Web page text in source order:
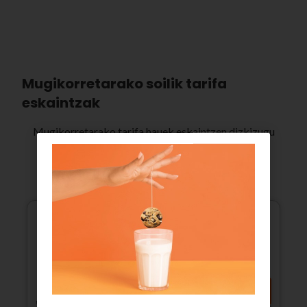
Mugikorretarako soilik tarifa
eskaintzak
Mugikorretarako tarifa hauek eskaintzen dizkizugu
mugagabeak
Deitu iezadazue